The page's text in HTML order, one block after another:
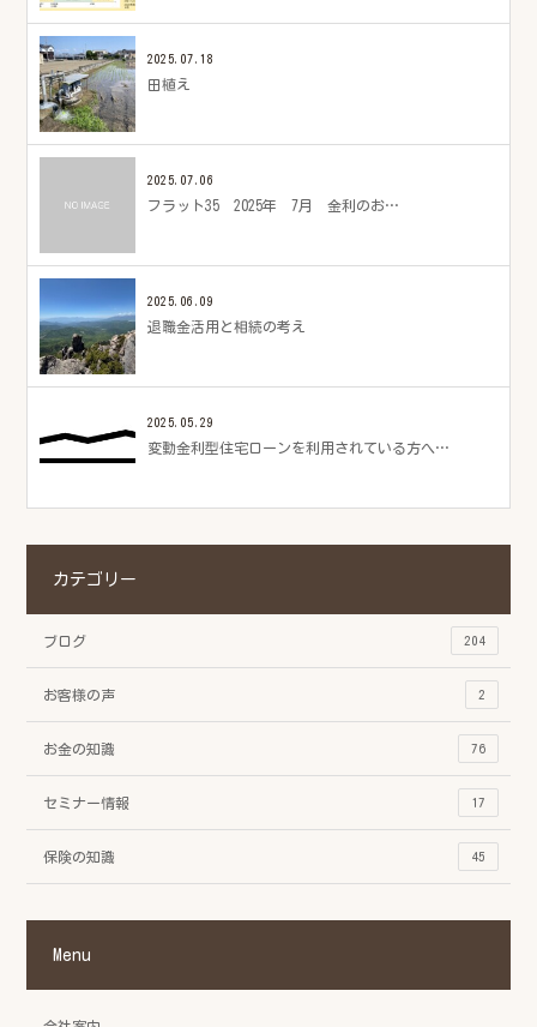
2025.07.18
田植え
2025.07.06
フラット35 2025年 7月 金利のお…
2025.06.09
退職金活用と相続の考え
2025.05.29
変動金利型住宅ローンを利用されている方へ…
カテゴリー
ブログ 204
お客様の声 2
お金の知識 76
セミナー情報 17
保険の知識 45
Menu